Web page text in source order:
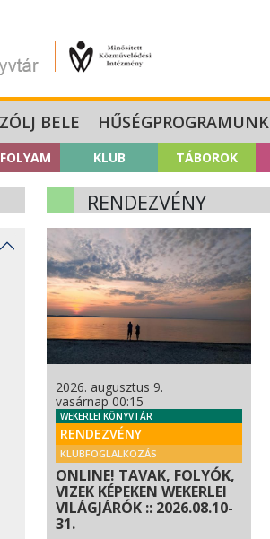
BELE HŰSÉGPROGRAMUNK
KLUB TÁBOROK
RENDEZVÉNY
2026. augusztus 9.
vasárnap 00:15
WEKERLEI KÖNYVTÁR
RENDEZVÉNY
KLUBFOGLALKOZÁS
ONLINE! TAVAK, FOLYÓK,
VIZEK KÉPEKEN WEKERLEI
VILÁGJÁRÓK :: 2026.08.10-
31.